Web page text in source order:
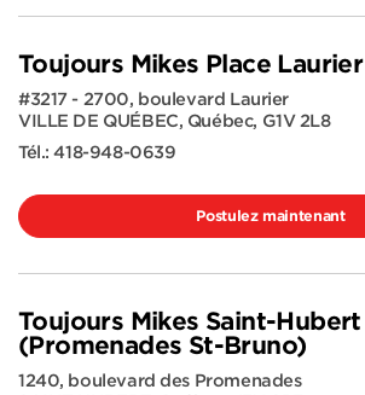
Toujours Mikes Place Laurier
#3217 - 2700, boulevard Laurier
VILLE DE QUÉBEC, Québec, G1V 2L8
Tél.:418-948-0639
Postulez maintenant
Toujours Mikes Saint-Hubert
(Promenades St-Bruno)
1240, boulevard des Promenades